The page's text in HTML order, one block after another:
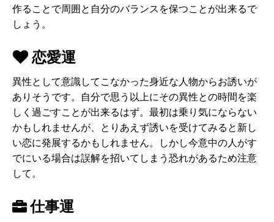
作ることで周囲と自分のバランスを保つことが出来るで
しょう。
恋愛運
異性として意識してこなかった身近な人物からお誘いが
ありそうです。自分で思う以上にその異性との時間を楽
しく過ごすことが出来るはず。最初は乗り気にならない
かもしれませんが、とりあえず誘いを受けてみると新し
い恋に発展するかもしれません。しかし今意中の人がす
でにいる場合は誤解を招いてしまう恐れがあるため注意
して。
仕事運